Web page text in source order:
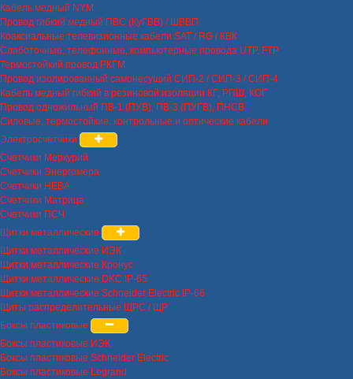
Кабель медный NYM
Провод гибкий медный ПВС (КуГВВ) / ШВВП
Коаксиальные телевизионные кабели SAT / RG / КВК
Слаботочные, телефонные, компьютерные провода UTP, FTP
Термостойкий провод РКГМ
Провод изолированный самонесущий СИП-2 / СИП-3 / СИП-4
Кабель медный гибкий в резиновой изоляции КГ, РПШ, КОГ
Провод одножильный ПВ-1 (ПУВ), ПВ-3 (ПУГВ), ПНСВ
Силовые, термостойкие, контрольные и оптические кабели
Электросчетчики
Счетчики Меркурий
Счетчики Энергомера
Счетчики НЕВА
Счетчики Матрица
Счетчики ПСЧ
Щитки металлические
Щитки металлические ИЭК
Щитки металлические Кронус
Щитки металлические DKC IP-65
Щитки металлические Schneider Electric IP-66
Щиты распределительные ЩРС / ЩР
Боксы пластиковые
Боксы пластиковые ИЭК
Боксы пластиковые Schneider Electric
Боксы пластиковые Legrand